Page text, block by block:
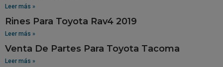
Leer más »
Rines Para Toyota Rav4 2019
Leer más »
Venta De Partes Para Toyota Tacoma
Leer más »